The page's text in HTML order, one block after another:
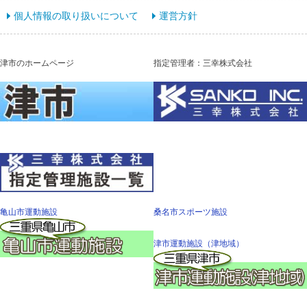
個人情報の取り扱いについて 運営方針
津市のホームページ 指定管理者：三幸株式会社